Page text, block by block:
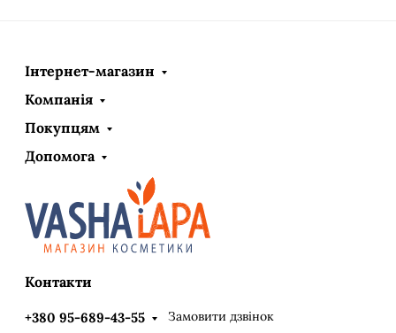
Інтернет-магазин
Компанія
Покупцям
Допомога
Контакти
+380 95-689-43-55 Замовити дзвінок